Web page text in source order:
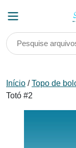
Início /Topo de
Totó #2